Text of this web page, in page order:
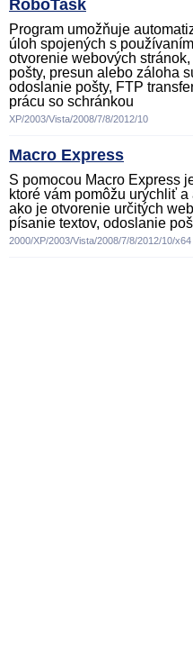
RoboTask
Program umožňuje
úloh spojených s
otvorenie webových
pošty, presun alebo záloha
odoslanie pošty, FTP
prácu so schránkou
XP/2003/Vista/2008/7/8/2012/10
Macro Express
S pomocou Macro Express
ktoré vám pomôžu urýchliť
ako je otvorenie určitých
písanie textov, odoslanie
2000/XP/2003/Vista/2008/7/8/2012/10/x64